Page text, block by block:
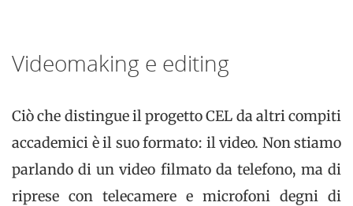
Videomaking e editing
Ciò che distingue il progetto CEL da altri compiti
accademici è il suo formato: il video. Non stiamo
parlando di un video filmato da telefono, ma di
riprese con telecamere e microfoni degni di